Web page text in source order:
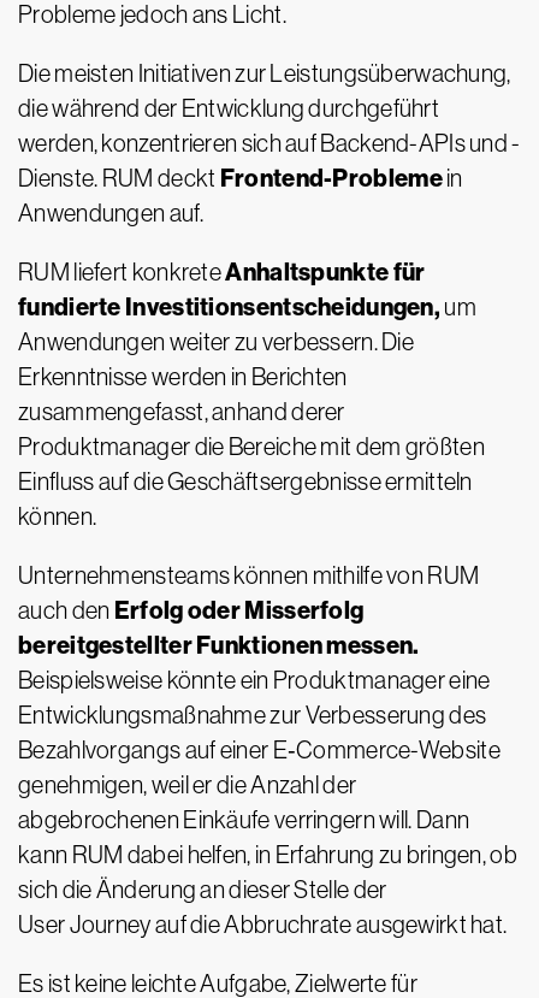
Probleme jedoch ans Licht.
Die meisten Initiativen zur Leistungsüberwachung,
die während der Entwicklung durchgeführt
werden, konzentrieren sich auf Backend-APIs und -
Dienste. RUM deckt Frontend-Problemein
Anwendungen auf.
RUM liefert konkreteAnhaltspunkte für
fundierte Investitionsentscheidungen, um
Anwendungen weiter zu verbessern. Die
Erkenntnisse werden in Berichten
zusammengefasst, anhand derer
Produktmanager die Bereiche mit dem größten
Einfluss auf die Geschäftsergebnisse ermitteln
können.
Unternehmensteams können mithilfe von RUM
auch den Erfolg oder Misserfolg
bereitgestellter Funktionen messen.
Beispielsweise könnte ein Produktmanager eine
Entwicklungsmaßnahme zur Verbesserung des
Bezahlvorgangs auf einer E‑Commerce-Website
genehmigen, weil er die Anzahl der
abgebrochenen Einkäufe verringern will. Dann
kann RUM dabei helfen, in Erfahrung zu bringen, ob
sich die Änderung an dieser Stelle der
User Journey auf die Abbruchrate ausgewirkt hat.
Es ist keine leichte Aufgabe, Zielwerte für